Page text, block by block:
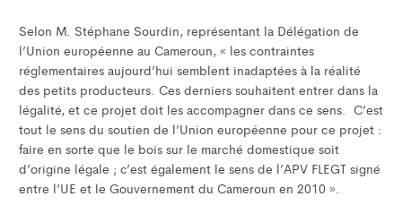
Selon M. Stéphane Sourdin, représentant la Délégation de
l’Union européenne au Cameroun, « les contraintes
réglementaires aujourd’hui semblent inadaptées à la réalité
des petits producteurs. Ces derniers souhaitent entrer dans la
légalité, et ce projet doit les accompagner dans ce sens. C’est
tout le sens du soutien de l’Union européenne pour ce projet :
faire en sorte que le bois sur le marché domestique soit
d’origine légale ; c’est également le sens de l’APV FLEGT signé
entre l’UE et le Gouvernement du Cameroun en 2010 ».